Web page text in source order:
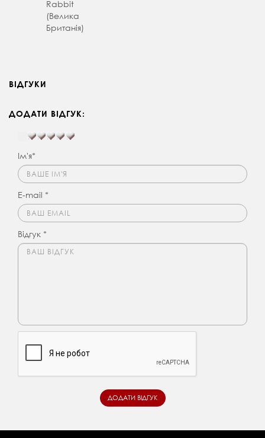
Rabbit
(Велика
Британія)
ВІДГУКИ
ДОДАТИ ВІДГУК:
Ім'я*
E-mail *
Відгук *